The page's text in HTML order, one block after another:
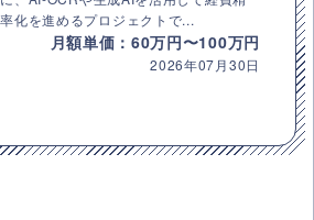
化を進めるプロジェクトで...
月額単価：60万円〜100万円
2026年07月30日